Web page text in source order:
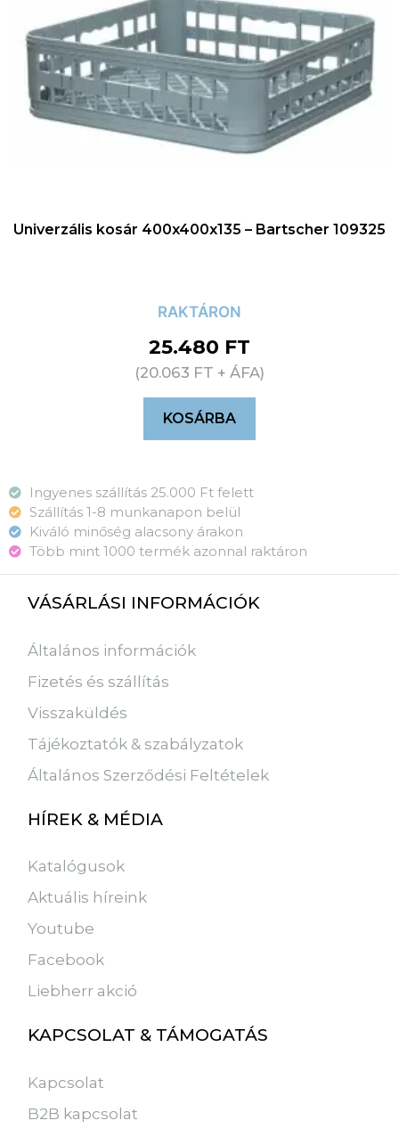
Univerzális kosár 400x400x135 – Bartscher 109325
RAKTÁRON
25.480 FT
(20.063 FT + ÁFA)
KOSÁRBA
Ingyenes szállítás 25.000 Ft felett
Szállítás 1-8 munkanapon belül
Kiváló minőség alacsony árakon
Több mint 1000 termék azonnal raktáron
VÁSÁRLÁSI INFORMÁCIÓK
Általános információk
Fizetés és szállítás
Visszaküldés
Tájékoztatók & szabályzatok
Általános Szerződési Feltételek
HÍREK & MÉDIA
Katalógusok
Aktuális híreink
Youtube
Facebook
Liebherr akció
KAPCSOLAT & TÁMOGATÁS
Kapcsolat
B2B kapcsolat